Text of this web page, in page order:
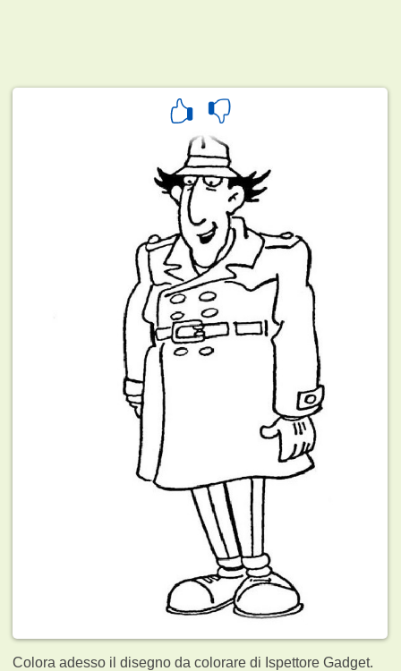
Colora adesso il disegno da colorare di Ispettore Gadget.